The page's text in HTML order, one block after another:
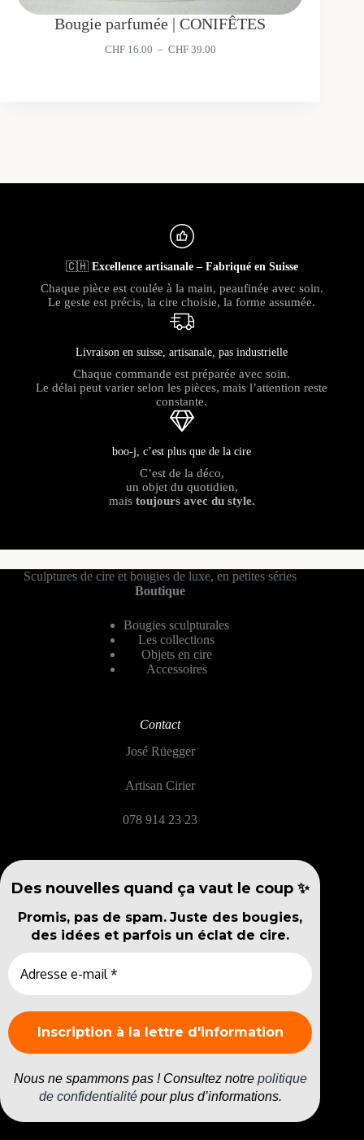
Bougie parfumée | CONIFÊTES
CHF16.00 – CHF39.00Plage
🇨🇭 Excellence artisanale – Fabriqué en Suisse
Chaque pièce est coulée à la main, peaufinée avec soin.
Le geste est précis, la cire choisie, la forme assumée.
Livraison en suisse, artisanale, pas industrielle
Chaque commande est préparée avec soin.
Le délai peut varier selon les pièces, mais l’attention reste
constante.
boo-j, c’est plus que de la cire
C’est de la déco,
un objet du quotidien,
mais toujours avec du style.
Sculptures de cire et bougies de luxe, en petites séries
Boutique
Bougies sculpturales
Les collections
Objets en cire
Accessoires
Contact
José Rüegger
Artisan Cirier
078 914 23 23
Des nouvelles quand ça vaut le coup ✨
Promis, pas de spam. Juste des bougies,
des idées et parfois un éclat de cire.
Nous ne spammons pas ! Consultez notre politique
de confidentialitépour plus d’informations.